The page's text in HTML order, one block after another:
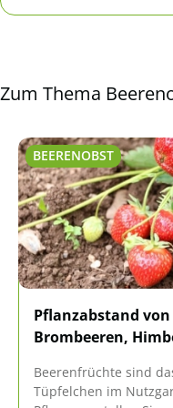
Die nachstehende Liste
Zum Thema
BEERENOBST
Pflanzabstand von
Brombeeren,
Beerenfrüchte sind
Tüpfelchen im